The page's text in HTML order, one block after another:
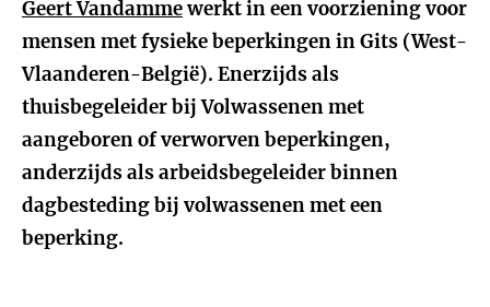
Geert Vandammewerkt in een voorziening voor
mensen met fysieke beperkingen in Gits (West-
Vlaanderen-België). Enerzijds als
thuisbegeleider bij Volwassenen met
aangeboren of verworven beperkingen,
anderzijds als arbeidsbegeleider binnen
dagbesteding bij volwassenen met een
beperking.